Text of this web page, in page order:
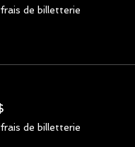
de billetterie
de billetterie